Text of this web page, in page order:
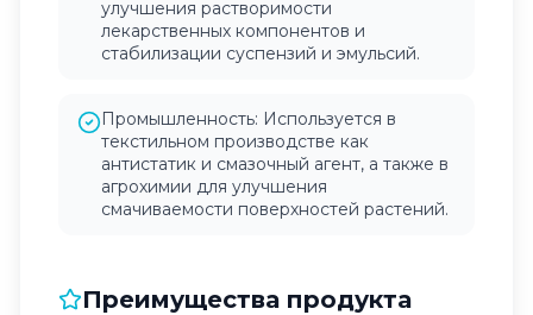
улучшения растворимости
лекарственных компонентов и
стабилизации суспензий и эмульсий.
Промышленность: Используется в
текстильном производстве как
антистатик и смазочный агент, а также в
агрохимии для улучшения
смачиваемости поверхностей растений.
Преимущества продукта